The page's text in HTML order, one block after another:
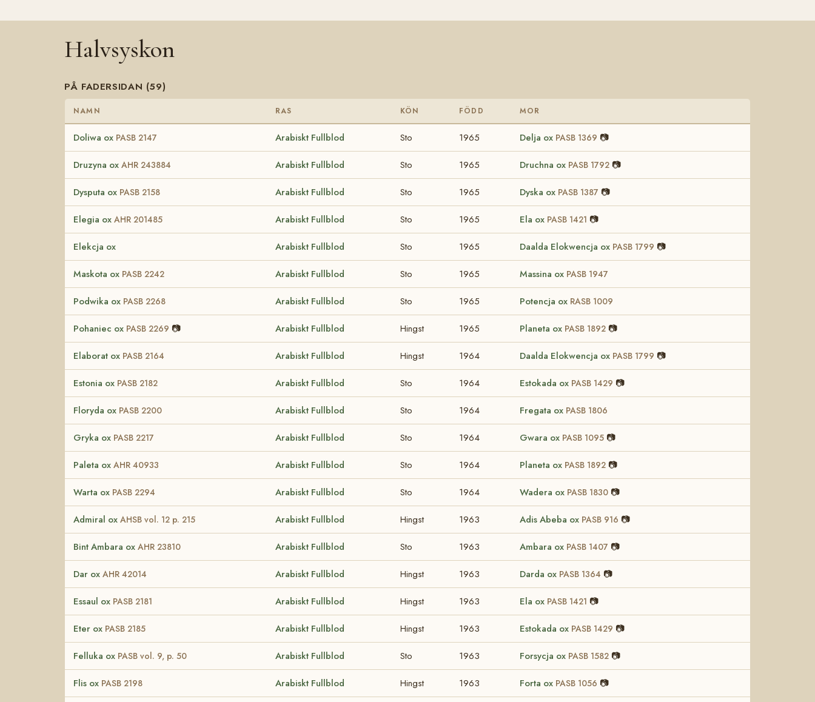
Halvsyskon
PÅ FADERSIDAN (59)
NAMN RAS KÖN FÖDD MOR
Doliwa ox PASB 2147 Arabiskt Fullblod Sto 1965 Delja ox PASB 1369 📷
Druzyna ox AHR 243884 Arabiskt Fullblod Sto 1965 Druchna ox PASB 1792 📷
Dysputa ox PASB 2158 Arabiskt Fullblod Sto 1965 Dyska ox PASB 1387 📷
Elegia ox AHR 201485 Arabiskt Fullblod Sto 1965 Ela ox PASB 1421 📷
Elekcja ox Arabiskt Fullblod Sto 1965 Daalda Elokwencja ox PASB 1799 📷
Maskota ox PASB 2242 Arabiskt Fullblod Sto 1965 Massina ox PASB 1947
Podwika ox PASB 2268 Arabiskt Fullblod Sto 1965 Potencja ox RASB 1009
Pohaniec ox PASB 2269 📷 Arabiskt Fullblod Hingst 1965 Planeta ox PASB 1892 📷
Elaborat ox PASB 2164 Arabiskt Fullblod Hingst 1964 Daalda Elokwencja ox PASB 1799 📷
Estonia ox PASB 2182 Arabiskt Fullblod Sto 1964 Estokada ox PASB 1429 📷
Floryda ox PASB 2200 Arabiskt Fullblod Sto 1964 Fregata ox PASB 1806
Gryka ox PASB 2217 Arabiskt Fullblod Sto 1964 Gwara ox PASB 1095 📷
Paleta ox AHR 40933 Arabiskt Fullblod Sto 1964 Planeta ox PASB 1892 📷
Warta ox PASB 2294 Arabiskt Fullblod Sto 1964 Wadera ox PASB 1830 📷
Admiral ox AHSB vol. 12 p. 215 Arabiskt Fullblod Hingst 1963 Adis Abeba ox PASB 916 📷
Bint Ambara ox AHR 23810 Arabiskt Fullblod Sto 1963 Ambara ox PASB 1407 📷
Dar ox AHR 42014 Arabiskt Fullblod Hingst 1963 Darda ox PASB 1364 📷
Essaul ox PASB 2181 Arabiskt Fullblod Hingst 1963 Ela ox PASB 1421 📷
Eter ox PASB 2185 Arabiskt Fullblod Hingst 1963 Estokada ox PASB 1429 📷
Felluka ox PASB vol. 9, p. 50 Arabiskt Fullblod Sto 1963 Forsycja ox PASB 1582 📷
Flis ox PASB 2198 Arabiskt Fullblod Hingst 1963 Forta ox PASB 1056 📷